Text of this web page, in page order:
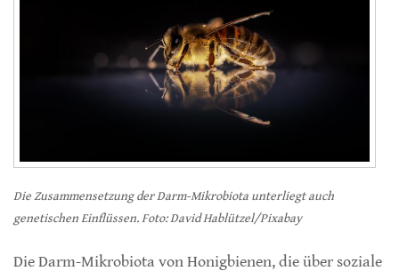
Die Zusammensetzung der Darm-Mikrobiota unterliegt auch
genetischen Einflüssen. Foto: David Hablützel/Pixabay
Die Darm-Mikrobiota von Honigbienen, die über soziale